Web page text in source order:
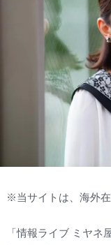
※当サイトは、海外在
「情報ライブ ミヤネ